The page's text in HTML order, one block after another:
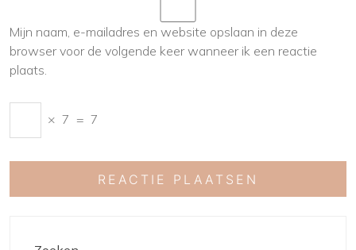
Mijn naam, e-mailadres en website opslaan in deze
browser voor de volgende keer wanneer ik een reactie
plaats.
× 7 = 7